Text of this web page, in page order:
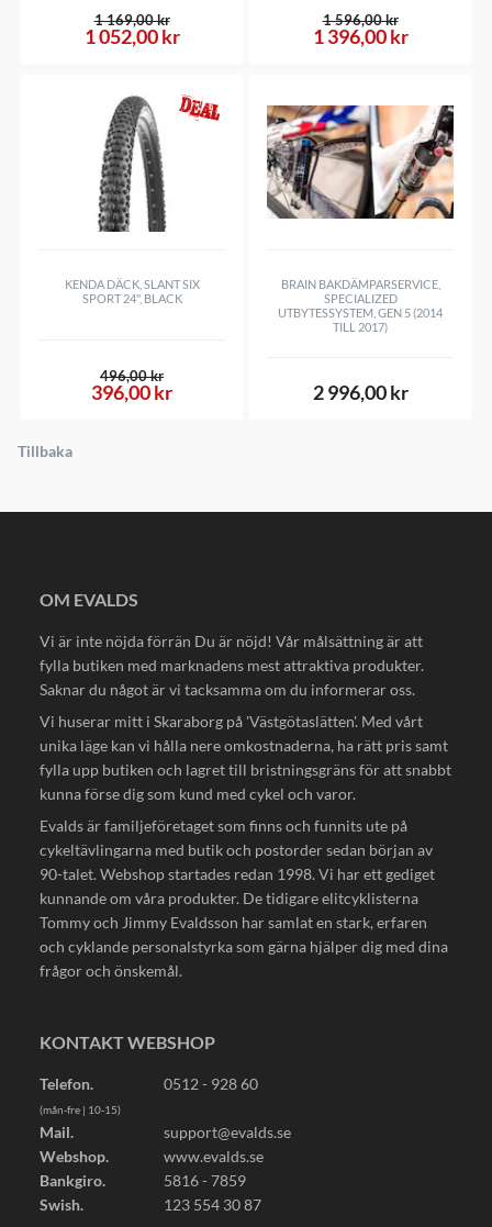
1 052,00 kr
1 169,00 kr
1 396,00 kr
1 596,00 kr
KENDA DÄCK, SLANT SIX
SPORT 24", BLACK
396,00 kr
496,00 kr
BRAIN BAKDÄMPARSERVICE,
SPECIALIZED
UTBYTESSYSTEM, GEN 5 (2014
TILL 2017)
2 996,00 kr
Tillbaka
OM EVALDS
Vi är inte nöjda förrän Du är nöjd! Vår målsättning är att
fylla butiken med marknadens mest attraktiva produkter.
Saknar du något är vi tacksamma om du informerar oss.
Vi huserar mitt i Skaraborg på 'Västgötaslätten'. Med vårt
unika läge kan vi hålla nere omkostnaderna, ha rätt pris samt
fylla upp butiken och lagret till bristningsgräns för att snabbt
kunna förse dig som kund med cykel och varor.
Evalds är familjeföretaget som finns och funnits ute på
cykeltävlingarna med butik och postorder sedan början av
90-talet. Webshop startades redan 1998. Vi har ett gediget
kunnande om våra produkter. De tidigare elitcyklisterna
Tommy och Jimmy Evaldsson har samlat en stark, erfaren
och cyklande personalstyrka som gärna hjälper dig med dina
frågor och önskemål.
KONTAKT WEBSHOP
Telefon. 0512 - 928 60
(mån-fre | 10-15)
Mail.
support@evalds.se
Webshop.
www.evalds.se
Bankgiro.
5816 - 7859
Swish.
123 554 30 87